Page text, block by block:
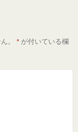
。 * が付いている欄